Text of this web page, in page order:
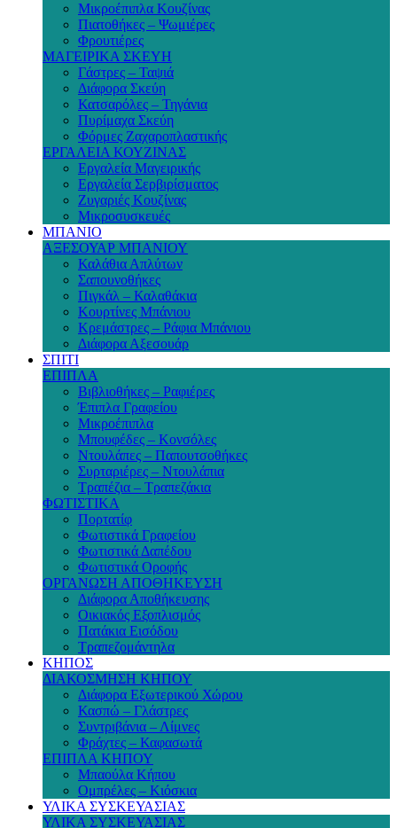
Μικροέπιπλα Κουζίνας
Πιατοθήκες – Ψωμιέρες
Φρουτιέρες
ΜΑΓΕΙΡΙΚΑ ΣΚΕΥΗ
Γάστρες – Ταψιά
Διάφορα Σκεύη
Κατσαρόλες – Τηγάνια
Πυρίμαχα Σκεύη
Φόρμες Ζαχαροπλαστικής
ΕΡΓΑΛΕΙΑ ΚΟΥΖΙΝΑΣ
Εργαλεία Μαγειρικής
Εργαλεία Σερβιρίσματος
Ζυγαριές Κουζίνας
Μικροσυσκευές
ΜΠΑΝΙΟ
ΑΞΕΣΟΥΑΡ ΜΠΑΝΙΟΥ
Καλάθια Απλύτων
Σαπουνοθήκες
Πιγκάλ – Καλαθάκια
Κουρτίνες Μπάνιου
Κρεμάστρες – Ράφια Μπάνιου
Διάφορα Αξεσουάρ
ΣΠΙΤΙ
ΕΠΙΠΛΑ
Βιβλιοθήκες – Ραφιέρες
Έπιπλα Γραφείου
Μικροέπιπλα
Μπουφέδες – Κονσόλες
Ντουλάπες – Παπουτσοθήκες
Συρταριέρες – Ντουλάπια
Τραπέζια – Τραπεζάκια
ΦΩΤΙΣΤΙΚΑ
Πορτατίφ
Φωτιστικά Γραφείου
Φωτιστικά Δαπέδου
Φωτιστικά Οροφής
ΟΡΓΑΝΩΣΗ ΑΠΟΘΗΚΕΥΣΗ
Διάφορα Αποθήκευσης
Οικιακός Εξοπλισμός
Πατάκια Εισόδου
Τραπεζομάντηλα
ΚΗΠΟΣ
ΔΙΑΚΟΣΜΗΣΗ ΚΗΠΟΥ
Διάφορα Εξωτερικού Χώρου
Κασπώ – Γλάστρες
Συντριβάνια – Λίμνες
Φράχτες – Καφασωτά
ΕΠΙΠΛΑ ΚΗΠΟΥ
Μπαούλα Κήπου
Ομπρέλες – Κιόσκια
ΥΛΙΚΑ ΣΥΣΚΕΥΑΣΙΑΣ
ΥΛΙΚΑ ΣΥΣΚΕΥΑΣΙΑΣ